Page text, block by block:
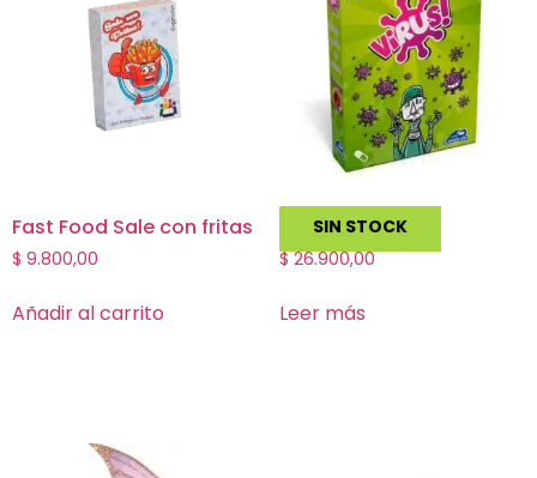
Fast Food Sale con fritas
$ 9.800,00
Añadir al carrito
SIN STOCK
Virus!
$26.900,00
Leer más